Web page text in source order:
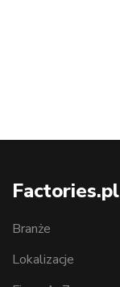
Factories.pl
Branże
Lokalizacje